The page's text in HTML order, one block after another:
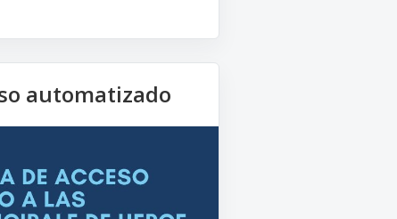
automatizado